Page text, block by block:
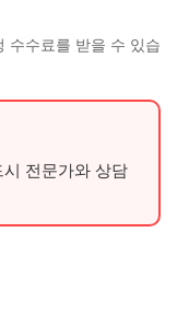
수수료를 받을 수 있습
전문가와 상담